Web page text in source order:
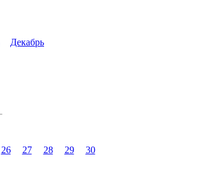
Декабрь
26 27 28 29 30